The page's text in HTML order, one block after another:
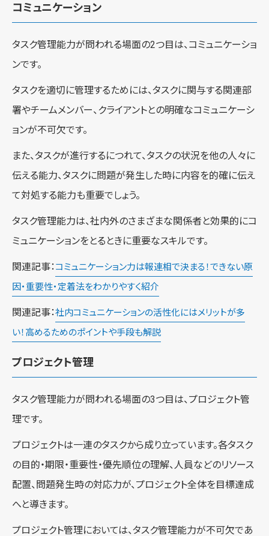
コミュニケーション
タスク管理能力が問われる場面の2つ目は、コミュニケーショ
ンです。
タスクを適切に管理するためには、タスクに関与する関連部
署やチームメンバー、クライアントとの明確なコミュニケーシ
ョンが不可欠です。
また、タスクが進行するにつれて、タスクの状況を他の人々に
伝える能力、タスクに問題が発生した時に内容を的確に伝え
て対処する能力も重要でしょう。
タスク管理能力は、社内外のさまざまな関係者と効果的にコ
ミュニケーションをとるときに重要なスキルです。
関連記事： コミュニケーション力は報連相で決まる！できない原
因・重要性・定着法をわかりやすく紹介
関連記事：社内コミュニケーションの活性化にはメリットが多
い！高めるためのポイントや手段も解説
プロジェクト管理
タスク管理能力が問われる場面の3つ目は、プロジェクト管
理です。
プロジェクトは一連のタスクから成り立っています。各タスク
の目的・期限・重要性・優先順位の理解、人員などのリソース
配置、問題発生時の対応力が、プロジェクト全体を目標達成
へと導きます。
プロジェクト管理においては、タスク管理能力が不可欠であ